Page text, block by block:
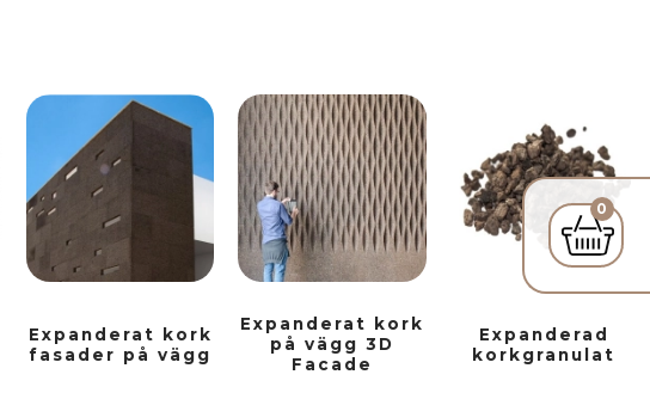
0
Expanderat kork
fasader på vägg
Expanderat kork
på vägg 3D
Facade
Expanderad
korkgranulat